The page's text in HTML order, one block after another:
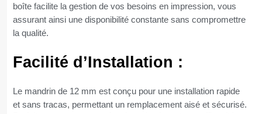
boîte facilite la gestion de vos besoins en impression, vous
assurant ainsi une disponibilité constante sans compromettre
la qualité.
Facilité d’Installation :
Le mandrin de 12 mm est conçu pour une installation rapide
et sans tracas, permettant un remplacement aisé et sécurisé.